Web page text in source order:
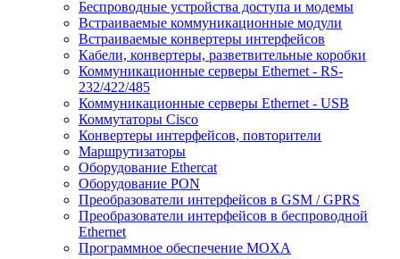
Беспроводные устройства доступа и модемы
Встраиваемые коммуникационные модули
Встраиваемые конвертеры интерфейсов
Кабели, конвертеры, разветвительные коробки
Коммуникационные серверы Ethernet - RS-
232/422/485
Коммуникационные серверы Ethernet - USB
Коммутаторы Cisco
Конвертеры интерфейсов, повторители
Маршрутизаторы
Оборудование Ethercat
Оборудование PON
Преобразователи интерфейсов в GSM / GPRS
Преобразователи интерфейсов в беспроводной
Ethernet
Программное обеспечение MOXA